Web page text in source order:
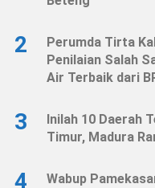
2
Perumda Tirta
Penilaian Salah
Air Terbaik dari
3
Inilah 10 Daerah
Timur, Madura
4
Wabup